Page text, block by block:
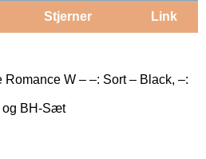
Stjerner Link
Romance W – –: Sort – Black, –:
og BH-Sæt